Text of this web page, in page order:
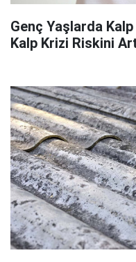
Genç Yaşlarda
Kalp Krizi Riskini